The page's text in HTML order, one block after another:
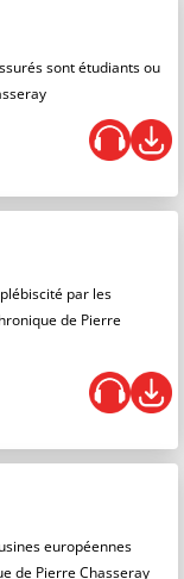
sont étudiants ou
par les
de Pierre
européennes
de Pierre Chasseray